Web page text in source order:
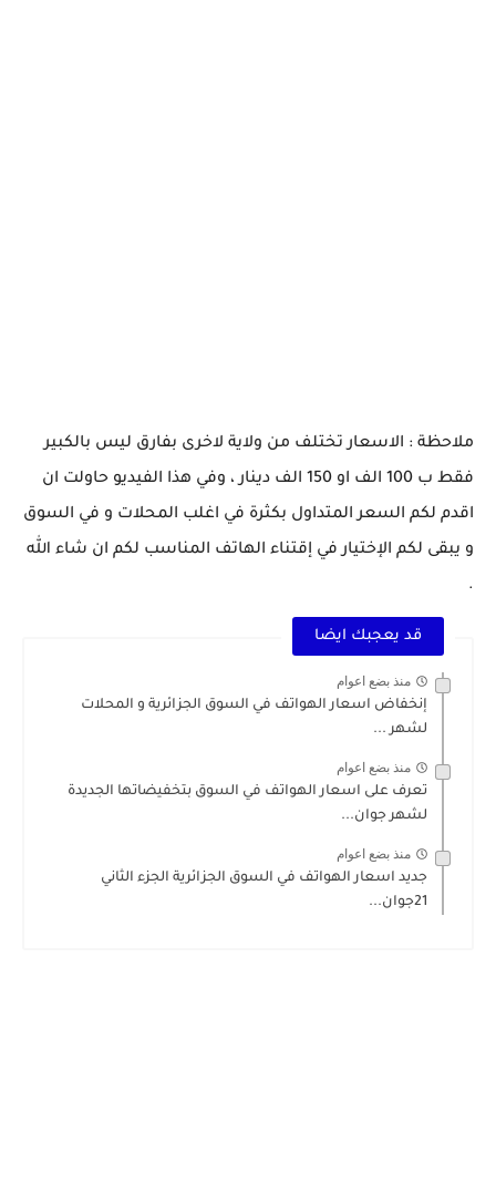
ملاحظة : الاسعار تختلف من ولاية لاخرى بفارق ليس بالكبير
فقط ب 100 الف او 150 الف دينار ، وفي هذا الفيديو حاولت ان
اقدم لكم السعر المتداول بكثرة في اغلب المحلات و في السوق
و يبقى لكم الإختيار في إقتناء الهاتف المناسب لكم ان شاء الله
.
قد يعجبك ايضا
منذ بضع اعوام
إنخفاض اسعار الهواتف في السوق الجزائرية و المحلات
لشهر ...
منذ بضع اعوام
تعرف على اسعار الهواتف في السوق بتخفيضاتها الجديدة
لشهر جوان...
منذ بضع اعوام
جديد اسعار الهواتف في السوق الجزائرية الجزء الثاني
21جوان...